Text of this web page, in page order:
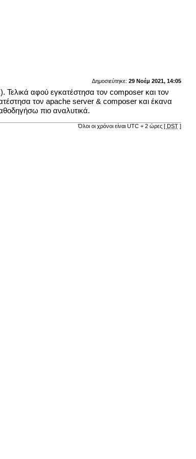
Δημοσιεύτηκε: 29 Νοέμ 2021, 14:05
αφού εγκατέστησα τον composer και τον
τον apache server & composer και έκανα
πιο αναλυτικά.
Όλοι οι χρόνοι είναι UTC + 2 ώρες [ DST]